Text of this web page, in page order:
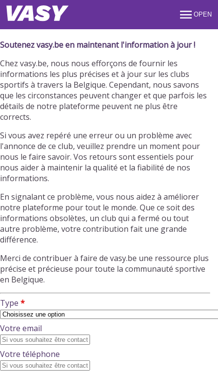
OPEN
Soutenez vasy.be en maintenant l'information à jour !
Chez vasy.be, nous nous efforçons de fournir les
informations les plus précises et à jour sur les clubs
sportifs à travers la Belgique. Cependant, nous savons
que les circonstances peuvent changer et que parfois les
détails de notre plateforme peuvent ne plus être
corrects.
Si vous avez repéré une erreur ou un problème avec
l'annonce de ce club, veuillez prendre un moment pour
nous le faire savoir. Vos retours sont essentiels pour
nous aider à maintenir la qualité et la fiabilité de nos
informations.
En signalant ce problème, vous nous aidez à améliorer
notre plateforme pour tout le monde. Que ce soit des
informations obsolètes, un club qui a fermé ou tout
autre problème, votre contribution fait une grande
différence.
Merci de contribuer à faire de vasy.be une ressource plus
précise et précieuse pour toute la communauté sportive
en Belgique.
Type
Votre email
Votre téléphone